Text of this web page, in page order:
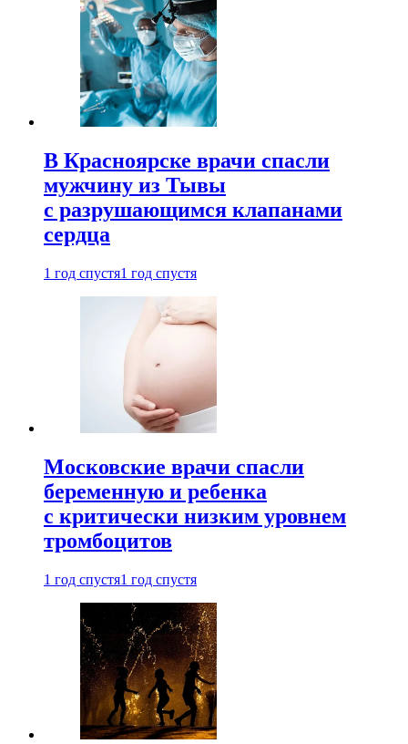
В Красноярске врачи спасли
мужчину из Тывы
с разрушающимся клапанами
сердца
1 год спустя1 год спустя
Московские врачи спасли
беременную и ребенка
с критически низким уровнем
тромбоцитов
1 год спустя1 год спустя